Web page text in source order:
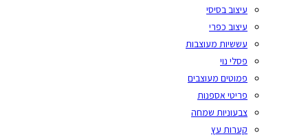
עיצוב בסיסי
עיצוב כפרי
עששיות מעוצבות
פסלי נוי
פמוטים מעוצבים
פריטי אספנות
צבעוניות שמחה
קערות עץ